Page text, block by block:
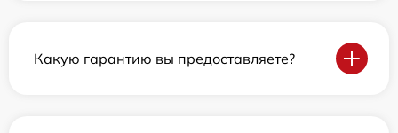
Какую гарантию вы предоставляете?